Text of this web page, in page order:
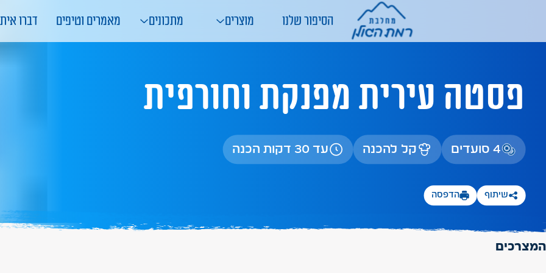
הסיפור שלנו מוצרים מתכונים מאמרים וטיפים דברו
פסטה עירית מפנקת וחורפית
4 סועדים קל להכנה עד 30 דקות הכנה
שיתוף הדפסה
המצרכים